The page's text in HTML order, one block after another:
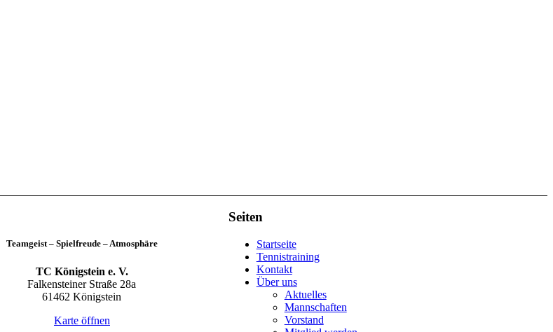
Teamgeist – Spielfreude – Atmosphäre
TC Königstein e. V.
Falkensteiner Straße 28a
61462 Königstein
Karte öffnen
Seiten
Startseite
Tennistraining
Kontakt
Über uns
Aktuelles
Mannschaften
Vorstand